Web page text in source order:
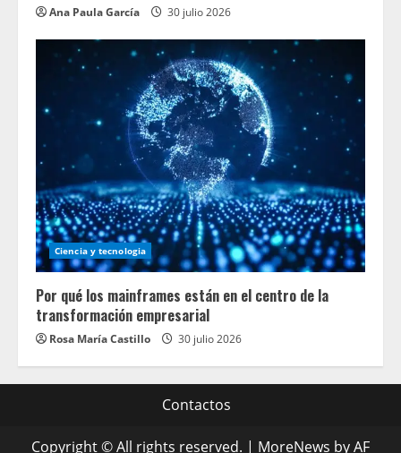
Ana Paula García 30 julio 2026
Ciencia y tecnologia
Por qué los mainframes están en el centro de la
transformación empresarial
Rosa María Castillo 30 julio 2026
Contactos
Copyright © All rights reserved. | MoreNews by AF